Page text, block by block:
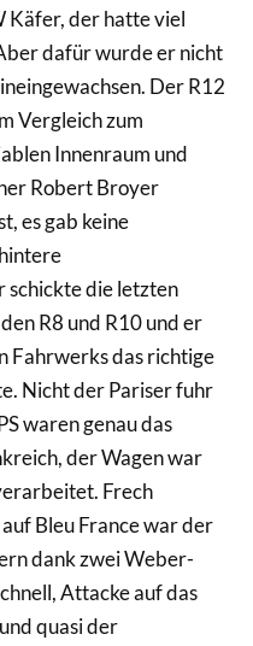
Käfer, der hatte viel
dafür wurde er nicht
Der R12
Vergleich zum
Innenraum und
Robert Broyer
es gab keine
schickte die letzten
R8 und R10 und er
Fahrwerks das richtige
Nicht der Pariser fuhr
waren genau das
der Wagen war
Frech
Bleu France war der
dank zwei Weber-
Attacke auf das
quasi der